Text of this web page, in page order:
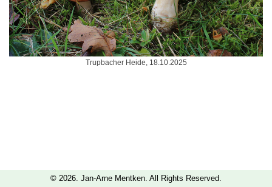
Trupbacher Heide, 18.10.2025
© 2026. Jan-Arne Mentken. All Rights Reserved.